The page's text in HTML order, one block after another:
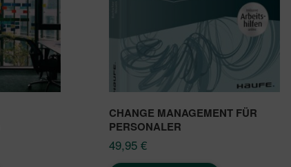
CHANGE MANAGEMENT FÜR
PERSONALER
49,95 €